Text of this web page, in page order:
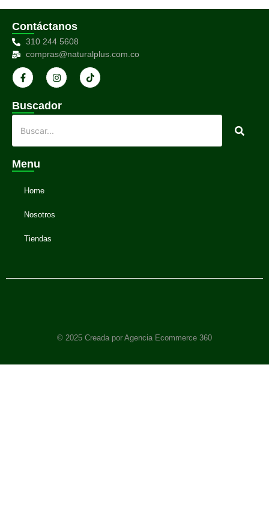
Contáctanos
310 244 5608
compras@naturalplus.com.co
Buscador
Menu
Home
Nosotros
Tiendas
© 2025 Creada por Agencia Ecommerce 360